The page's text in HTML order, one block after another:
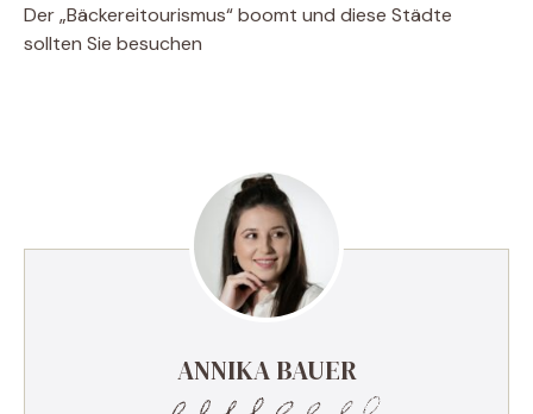
Der „Bäckereitourismus“ boomt und diese Städte
sollten Sie besuchen
ANNIKA BAUER